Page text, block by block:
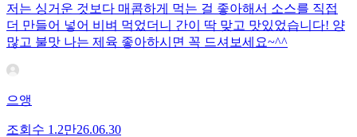
저는 싱거운 것보다 매콤하게 먹는 걸 좋아해서 소스를 직접
더 만들어 넣어 비벼 먹었더니 간이 딱 맞고 맛있었습니다! 양
많고 불맛 나는 제육 좋아하시면 꼭 드셔보세요~^^
으앵
조회수 1.2만26.06.30